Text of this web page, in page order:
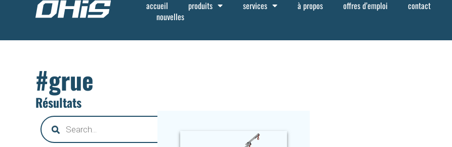
accueil produits services à propos offres d’emploi
contact
nouvelles
#grue
Résultats